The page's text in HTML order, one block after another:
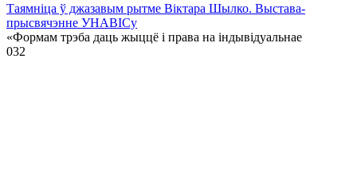
Таямніца ў джазавым рытме Віктара Шылко. Выстава-
прысвячэнне УНАВІСу
«Формам трэба даць жыццё і права на індывідуальнае
032